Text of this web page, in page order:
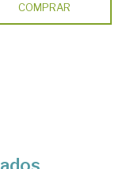
COMPRAR